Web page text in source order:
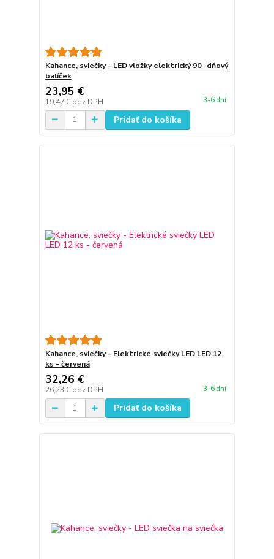
Kahance, sviečky - LED vložky elektrický 90 -dňový
balíček
23,95 €
19,47 € bez DPH 3-6 dní
Pridať do košíka
Kahance, sviečky - Elektrické sviečky LED LED 12
ks - červená
32,26 €
26,23 € bez DPH 3-6 dní
Pridať do košíka